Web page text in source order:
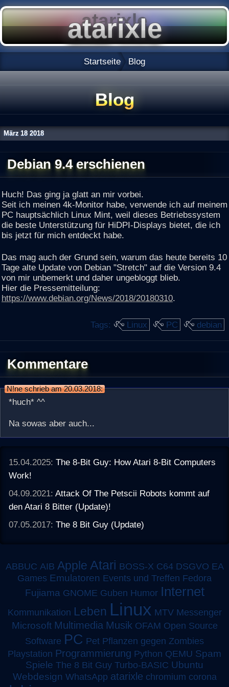
Startseite Blog
Blog
März 18 2018
Debian 9.4 erschienen
Huch! Das ging ja glatt an mir vorbei.
Seit ich meinen 4k-Monitor habe, verwende ich auf meinem
PC hauptsächlich Linux Mint, weil dieses Betriebssystem
die beste Unterstützung für HiDPI-Displays bietet, die ich
bis jetzt für mich entdeckt habe.
Das mag auch der Grund sein, warum das heute bereits 10
Tage alte Update von Debian "Stretch" auf die Version 9.4
von mir unbemerkt und daher ungebloggt blieb.
Hier die Pressemitteilung:
https://www.debian.org/News/2018/20180310.
Tags: Linux PC debian
Kommentare
N!ne schrieb am 20.03.2018:
*huch* ^^
Na sowas aber auch...
15.04.2025:The 8-Bit Guy: How Atari 8-Bit Computers
Work!
04.09.2021:Attack Of The Petscii Robots kommt auf
den Atari 8 Bitter (Update)!
07.05.2017:The 8 Bit Guy (Update)
ABBUC AIB Apple Atari BOSS-X C64 DSGVO EA
Games Emulatoren Events und Treffen Fedora
Fujiama GNOME Guben Humor Internet
Kommunikation Leben Linux MTV Messenger
Microsoft Multimedia Musik OFAM Open Source
Software PC Pet Pflanzen gegen Zombies
Playstation Programmierung Python QEMU Spam
Spiele The 8 Bit Guy Turbo-BASIC Ubuntu
Webdesign WhatsApp atarixle chromium corona